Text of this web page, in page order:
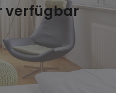
verfügbar